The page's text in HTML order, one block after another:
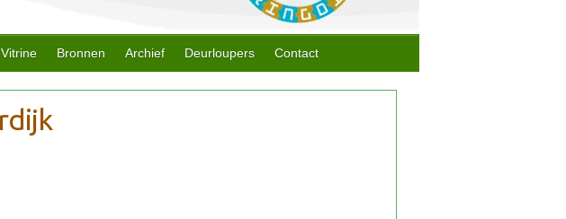
Vitrine Bronnen Archief Deurloupers Contact